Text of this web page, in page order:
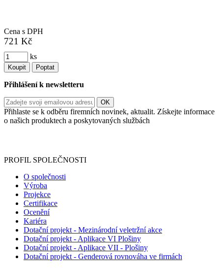
Cena s DPH
721 Kč
ks
Koupit Poptat
Přihlášení k newsletteru
Přihlaste se k odběru firemních novinek, aktualit. Získejte informace
o našich produktech a poskytovaných službách
PROFIL SPOLEČNOSTI
O společnosti
Výroba
Projekce
Certifikace
Ocenění
Kariéra
Dotační projekt - Mezinárodní veletržní akce
Dotační projekt - Aplikace VI Plošiny
Dotační projekt - Aplikace VII - Plošiny
Dotační projekt - Genderová rovnováha ve firmách